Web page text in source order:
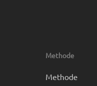
Methode
Methode